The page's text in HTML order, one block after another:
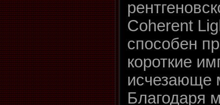
Coherent
способен
короткие
исчезающе
Благодаря